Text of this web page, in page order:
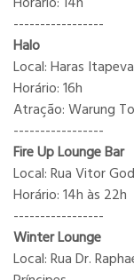
-----------------
Halo
Local: Haras Itapeva
Horário: 16h
Atração: Warung
-----------------
Fire Up Lounge Bar
Local: Rua Vitor
Horário: 14h às 22h
-----------------
Winter Lounge
Local: Rua Dr.